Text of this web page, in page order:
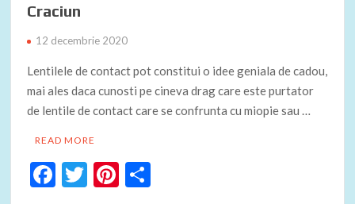
Craciun
12 decembrie 2020
Lentilele de contact pot constitui o idee geniala de cadou,
mai ales daca cunosti pe cineva drag care este purtator
de lentile de contact care se confrunta cu miopie sau …
READ MORE
F
T
Pi